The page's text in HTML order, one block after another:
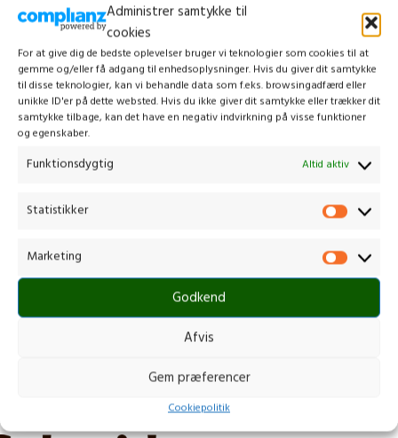
Administrer samtykke til
cookies
For at give dig de bedste oplevelser bruger vi teknologier som cookies til at
gemme og/eller få adgang til enhedsoplysninger. Hvis du giver dit samtykke
til disse teknologier, kan vi behandle data som f.eks. browsingadfærd eller
unikke ID'er på dette websted. Hvis du ikke giver dit samtykke eller trækker dit
samtykke tilbage, kan det have en negativ indvirkning på visse funktioner
og egenskaber.
Funktionsdygtig Altid aktiv
Statistikker
Marketing
Godkend
Afvis
Gem præferencer
Cookiepolitik
HUSQVARNA DP110 FLXi
Buskrydder /Trimmer,Tilbehør til
buskrydder/trimmer
1.149,00kr.
inkl. moms
Stangsavstilbehør til præcis skæring
DP110 FLXi stangsavstilbehør med X-
skæring. Sværdet er placeret i venstre
KANTSKÆRER
Buskrydder /Trimmer,Tilbehør til
buskrydder/trimmer
1.599,00kr.
Holder græsplæner, stier og